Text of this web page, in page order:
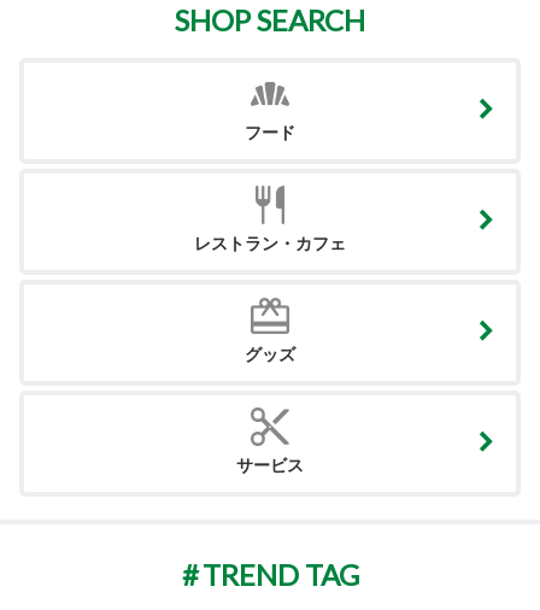
SHOP SEARCH
フード
レストラン・カフェ
グッズ
サービス
TREND TAG